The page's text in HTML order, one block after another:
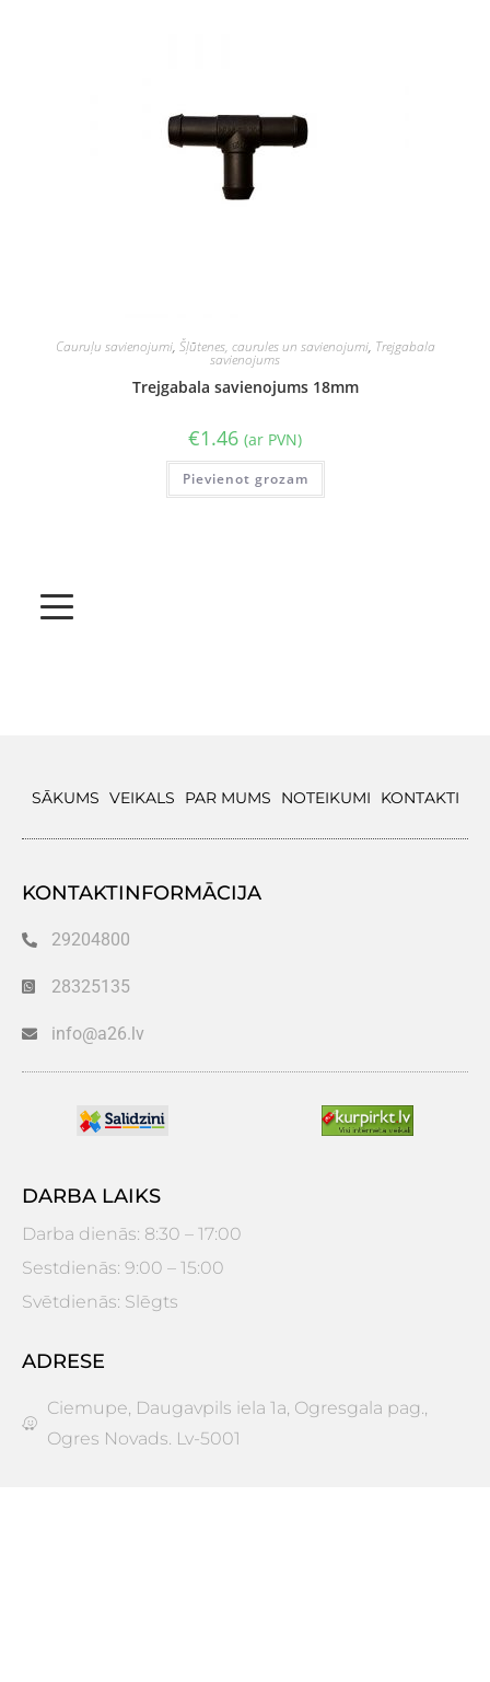
Cauruļu savienojumi, Šļūtenes, caurules un savienojumi, Trejgabala
savienojums
Trejgabala savienojums 18mm
€1.46 (ar PVN)
Pievienot grozam
SĀKUMS VEIKALS PAR MUMS NOTEIKUMI KONTAKTI
KONTAKTINFORMĀCIJA
29204800
28325135
info@a26.lv
DARBA LAIKS
Darba dienās: 8:30 – 17:00
Sestdienās: 9:00 – 15:00
Svētdienās: Slēgts
ADRESE
Ciemupe, Daugavpils iela 1a, Ogresgala pag.,
Ogres Novads. Lv-5001